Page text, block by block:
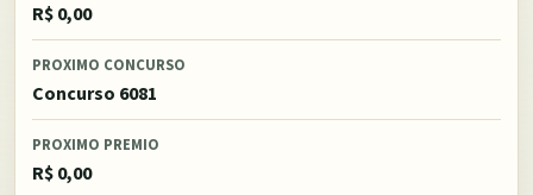
R$ 0,00
PROXIMO CONCURSO
Concurso 6081
PROXIMO PREMIO
R$ 0,00